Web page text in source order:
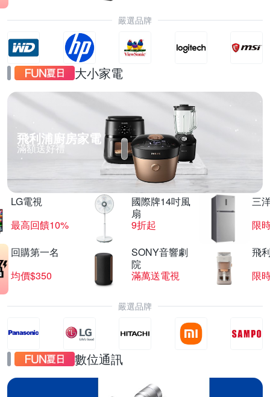
嚴選品牌
大小家電
飛利浦廚房家電
滿額送好禮
LG電視
最高回饋10%
國際牌14吋風
扇
9折起
三
限
回購第一名
均價$350
SONY音響劇
院
滿萬送電視
飛
限
嚴選品牌
數位通訊